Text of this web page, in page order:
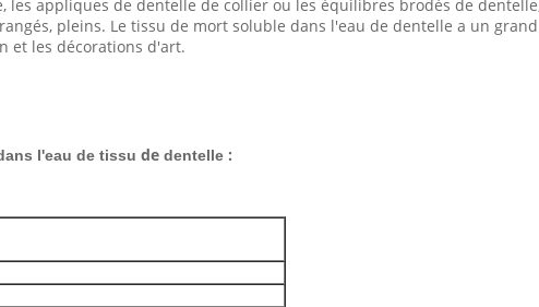
les appliques de dentelle de collier ou les équilibres brodés de
pleins. Le tissu de mort soluble dans l'eau de dentelle a un
et les décorations d'art.
l'eau de tissu de dentelle :